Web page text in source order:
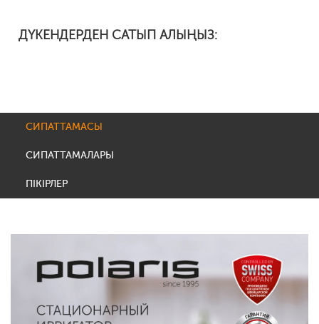
ДҮКЕНДЕРДЕН САТЫП АЛЫҢЫЗ:
СИПАТТАМАСЫ
СИПАТТАМАЛАРЫ
ПІКІРЛЕР